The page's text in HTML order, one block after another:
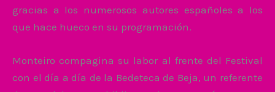
gracias a los numerosos autores españoles a los
que hace hueco en su programación.
Monteiro compagina su labor al frente del Festival
con el día a día de la Bedeteca de Beja, un referente